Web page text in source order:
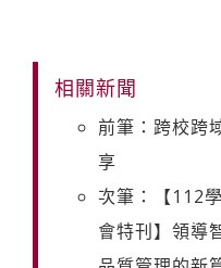
相關新聞
前筆：跨校跨
享
次筆：【112
會特刊】領導